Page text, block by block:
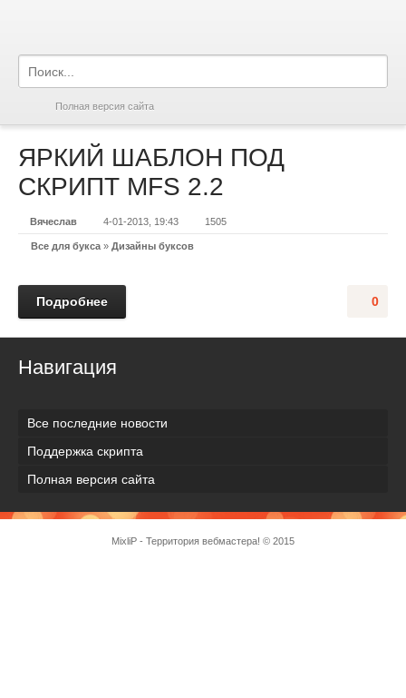
Полная версия сайта
ЯРКИЙ ШАБЛОН ПОД
СКРИПТ MFS 2.2
Вячеслав 4-01-2013, 19:43 1505
Все для букса » Дизайны буксов
0
Подробнее
Навигация
Все последние новости
Поддержка скрипта
Полная версия сайта
MixliP - Территория вебмастера! © 2015